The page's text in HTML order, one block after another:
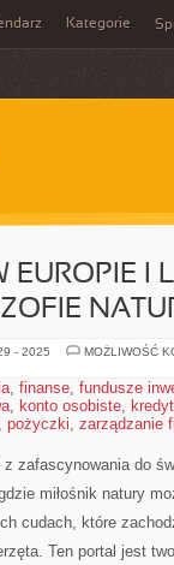
Kategorie
EUROPIE I
- 2025
MOŻLIWOŚĆ
, finanse, fundusze
, konto osobiste,
pożyczki, zarządzanie
zafascynowania do
miłośnik natury
cudach, które
Ten portal jest